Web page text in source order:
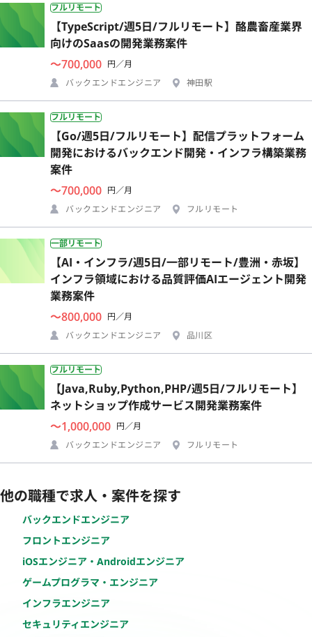
フルリモート
【TypeScript/週5日/フルリモート】酪農畜産業界
向けのSaasの開発業務案件
〜700,000 円／月
バックエンドエンジニア
神田駅
フルリモート
【Go/週5日/フルリモート】配信プラットフォーム
開発におけるバックエンド開発・インフラ構築業務
案件
〜700,000 円／月
バックエンドエンジニア
フルリモート
一部リモート
【AI・インフラ/週5日/一部リモート/豊洲・赤坂】
インフラ領域における品質評価AIエージェント開発
業務案件
〜800,000 円／月
バックエンドエンジニア
品川区
フルリモート
【Java,Ruby,Python,PHP/週5日/フルリモート】
ネットショップ作成サービス開発業務案件
〜1,000,000 円／月
バックエンドエンジニア
フルリモート
他の職種で求人・案件を探す
バックエンドエンジニア
フロントエンジニア
iOSエンジニア・Androidエンジニア
ゲームプログラマ・エンジニア
インフラエンジニア
セキュリティエンジニア